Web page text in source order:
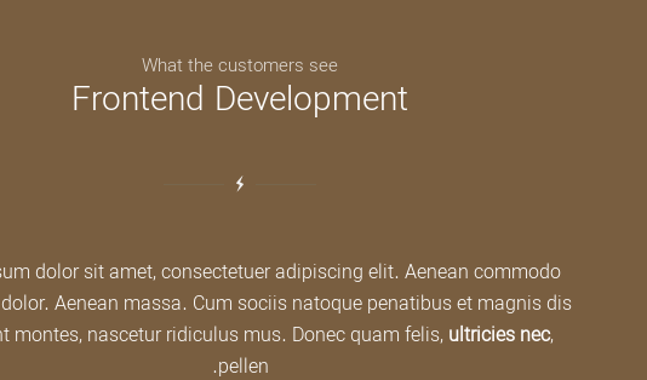
What the customers see
Frontend Development
dolor sit amet, consectetuer adipiscing elit. Aenean commodo
Aenean massa. Cum sociis natoque penatibus et magnis dis
montes, nascetur ridiculus mus. Donec quam felis,ultricies nec,
pellen.